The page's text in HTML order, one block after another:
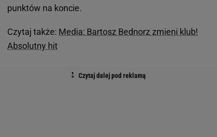
punktów na koncie.
Czytaj także: Media: Bartosz Bednorz zmieni klub!
Absolutny hit